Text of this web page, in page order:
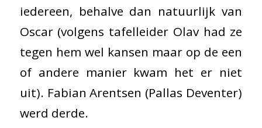
iedereen, behalve dan natuurlijk van
Oscar (volgens tafelleider Olav had ze
tegen hem wel kansen maar op de een
of andere manier kwam het er niet
uit). Fabian Arentsen (Pallas Deventer)
werd derde.